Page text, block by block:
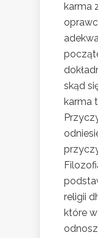
karma
skąd
karma
religii
które